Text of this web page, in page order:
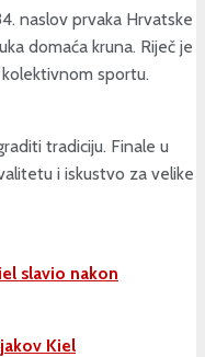
naslov prvaka Hrvatske
domaća kruna. Riječ je
sportu.
tradiciju. Finale u
i iskustvo za velike
slavio nakon
Kiel